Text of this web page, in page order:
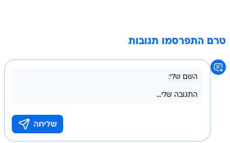
טרם התפרסמו תגובות